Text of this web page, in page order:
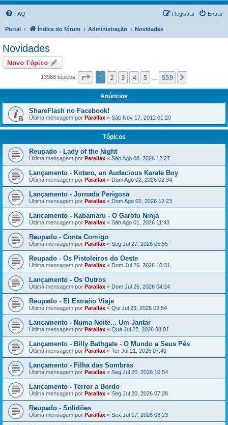
FAQ Entrar
Registrar
Portal Índice do fórum Administração Novidades
Novidades
Novo Tópico
13968 tópicos Página de 559
1 2 3 4 5 559
Anúncios
ShareFlash no Facebook!
Última mensagem por Parallax « Sáb Nov 17, 2012 01:20
Tópicos
Reupado - Lady of the Night
Última mensagem por Parallax « Sáb Ago 08, 2026 12:27
Lançamento - Kotaro, an Audacious Karate Boy
Última mensagem por Parallax « Dom Ago 02, 2026 02:34
Lançamento - Jornada Perigosa
Última mensagem por Parallax « Dom Ago 02, 2026 12:23
Lançamento - Kabamaru - O Garoto Ninja
Última mensagem por Parallax « Sáb Ago 01, 2026 11:43
Reupado - Conta Comigo
Última mensagem por Parallax « Seg Jul 27, 2026 05:55
Reupado - Os Pistoleiros do Oeste
Última mensagem por Parallax « Dom Jul 26, 2026 10:31
Lançamento - Os Outros
Última mensagem por Parallax « Dom Jul 26, 2026 04:24
Reupado - El Extraño Viaje
Última mensagem por Parallax « Qui Jul 23, 2026 02:54
Lançamento - Numa Noite... Um Jantar
Última mensagem por Parallax « Qua Jul 22, 2026 08:01
Lançamento - Billy Bathgate - O Mundo a Seus Pés
Última mensagem por Parallax « Ter Jul 21, 2026 07:40
Lançamento - Filha das Sombras
Última mensagem por Parallax « Seg Jul 20, 2026 10:54
Lançamento - Terror a Bordo
Última mensagem por Parallax « Seg Jul 20, 2026 07:28
Reupado - Solidões
Última mensagem por Parallax « Sex Jul 17, 2026 08:23